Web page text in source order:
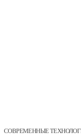
СОВРЕМЕННЫЕ